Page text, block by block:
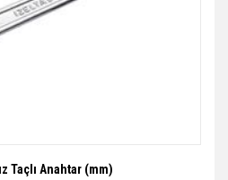
Taçlı Anahtar (mm)